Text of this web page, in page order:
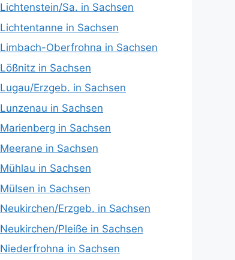
Lichtenstein/Sa. in Sachsen
Lichtentanne in Sachsen
Limbach-Oberfrohna in Sachsen
Lößnitz in Sachsen
Lugau/Erzgeb. in Sachsen
Lunzenau in Sachsen
Marienberg in Sachsen
Meerane in Sachsen
Mühlau in Sachsen
Mülsen in Sachsen
Neukirchen/Erzgeb. in Sachsen
Neukirchen/Pleiße in Sachsen
Niederfrohna in Sachsen